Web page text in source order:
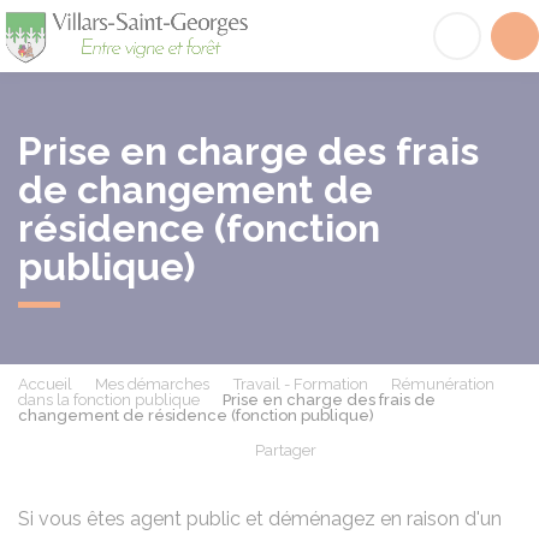
Prise en charge des frais
de changement de
résidence (fonction
publique)
Accueil Mes démarches Travail - Formation
Rémunération
dans la fonction publique
Prise en charge des frais de
changement de résidence (fonction publique)
Partager
Si vous êtes agent public et déménagez en raison d'un